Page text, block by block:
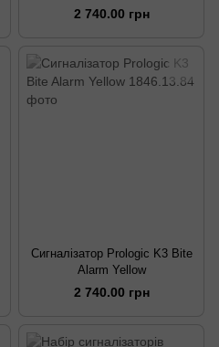
2 740.00 грн
Сигналізатор Prologic K3 Bite
Alarm Yellow
2 740.00 грн